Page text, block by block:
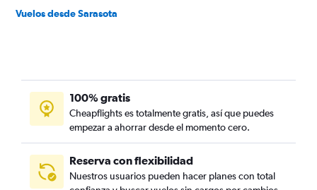
Vuelos desde Sarasota
100% gratis
Cheapflights es totalmente gratis, así que puedes
empezar a ahorrar desde el momento cero.
Reserva con flexibilidad
Nuestros usuarios pueden hacer planes con total